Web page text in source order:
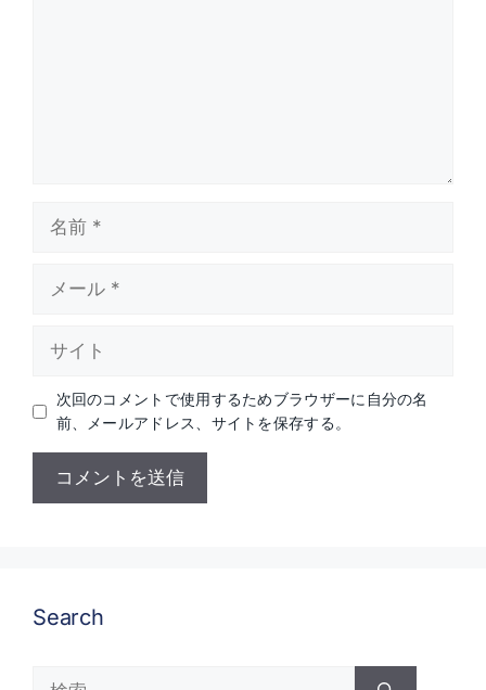
次回のコメントで使用するためブラウザーに自分の名
前、メールアドレス、サイトを保存する。
Search